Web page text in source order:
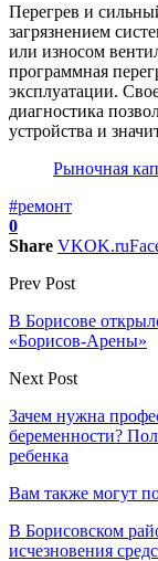
Перегрев и
загрязнением
или износом
программная
эксплуатации.
диагностика
устройства и
Рыночная
#ремонт
0
Share VKOK.ru
Prev Post
В Борисове
«Борисов‑Арены»
Next Post
Зачем нужна
беременности?
ребенка
Вам также могут
В Борисовском
исчезновения